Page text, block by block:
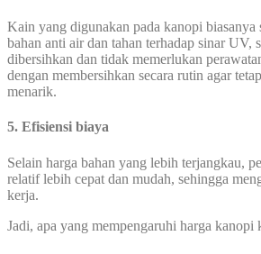
Kain yang digunakan pada kanopi biasanya
bahan anti air dan tahan terhadap sinar UV,
dibersihkan dan tidak memerlukan
dengan membersihkan secara rutin agar
menarik.
5. Efisiensi biaya
Selain harga bahan yang lebih terjangkau,
relatif lebih cepat dan mudah, sehingga
kerja.
Jadi, apa yang mempengaruhi harga kanopi